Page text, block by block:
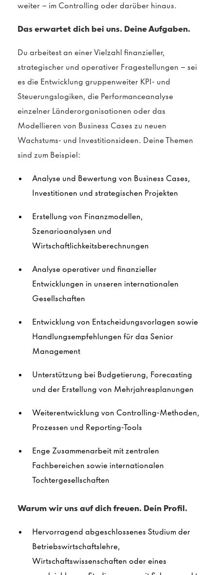
weiter – im Controlling oder darüber hinaus.
Das erwartet dich bei uns. Deine Aufgaben.
Du arbeitest an einer Vielzahl finanzieller,
strategischer und operativer Fragestellungen – sei
es die Entwicklung gruppenweiter KPI- und
Steuerungslogiken, die Performanceanalyse
einzelner Länderorganisationen oder das
Modellieren von Business Cases zu neuen
Wachstums- und Investitionsideen. Deine Themen
sind zum Beispiel:
Analyse und Bewertung von Business Cases,
Investitionen und strategischen Projekten
Erstellung von Finanzmodellen,
Szenarioanalysen und
Wirtschaftlichkeitsberechnungen
Analyse operativer und finanzieller
Entwicklungen in unseren internationalen
Gesellschaften
Entwicklung von Entscheidungsvorlagen sowie
Handlungsempfehlungen für das Senior
Management
Unterstützung bei Budgetierung, Forecasting
und der Erstellung von Mehrjahresplanungen
Weiterentwicklung von Controlling-Methoden,
Prozessen und Reporting-Tools
Enge Zusammenarbeit mit zentralen
Fachbereichen sowie internationalen
Tochtergesellschaften
Warum wir uns auf dich freuen. Dein Profil.
Hervorragend abgeschlossenes Studium der
Betriebswirtschaftslehre,
Wirtschaftswissenschaften oder eines